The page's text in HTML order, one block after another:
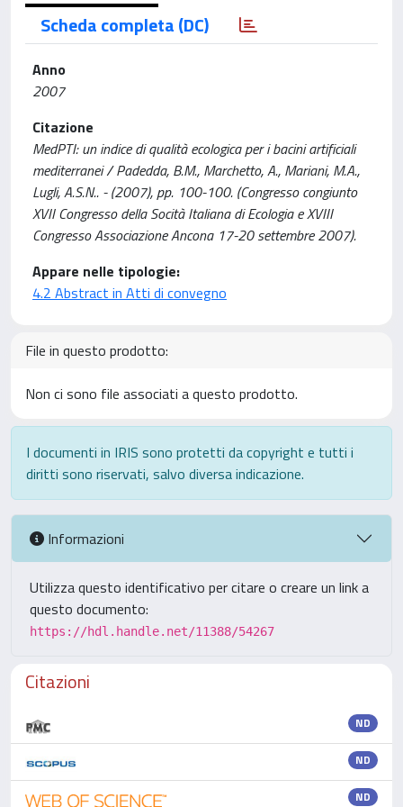
Scheda completa (DC)
Anno
2007
Citazione
MedPTI: un indice di qualità ecologica per i bacini artificiali
mediterranei / Padedda, B.M., Marchetto, A., Mariani, M.A.,
Lugli, A.S.N.. - (2007), pp. 100-100. (Congresso congiunto
XVII Congresso della Socità Italiana di Ecologia e XVIII
Congresso Associazione Ancona 17-20 settembre 2007).
Appare nelle tipologie:
4.2 Abstract in Atti di convegno
File in questo prodotto:
Non ci sono file associati a questo prodotto.
I documenti in IRIS sono protetti da copyright e tutti i
diritti sono riservati, salvo diversa indicazione.
Informazioni
Utilizza questo identificativo per citare o creare un link a
questo documento:
https://hdl.handle.net/11388/54267
Citazioni
ND
ND
ND